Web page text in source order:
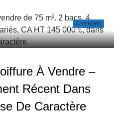
À VENDRE
À Vendre –
Récent Dans
De Caractère